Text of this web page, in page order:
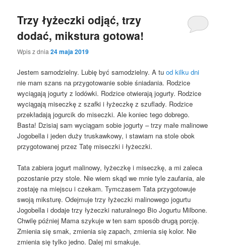
Trzy łyżeczki odjąć, trzy
dodać, mikstura gotowa!
Wpis z dnia24 maja 2019
Jestem samodzielny. Lubię być samodzielny. A tuod kilku dni
nie mam szans na przygotowanie sobie śniadania. Rodzice
wyciągają jogurty z lodówki. Rodzice otwierają jogurty. Rodzice
wyciągają miseczkę z szafki i łyżeczkę z szuflady. Rodzice
przekładają jogurcik do miseczki. Ale koniec tego dobrego.
Basta! Dzisiaj sam wyciągam sobie jogurty – trzy małe malinowe
Jogobella i jeden duży truskawkowy, i stawiam na stole obok
przygotowanej przez Tatę miseczki i łyżeczki.
Tata zabiera jogurt malinowy, łyżeczkę i miseczkę, a mi zaleca
pozostanie przy stole. Nie wiem skąd we mnie tyle zaufania, ale
zostaję na miejscu i czekam. Tymczasem Tata przygotowuje
swoją miksturę. Odejmuje trzy łyżeczki malinowego jogurtu
Jogobella i dodaje trzy łyżeczki naturalnego Bio Jogurtu Milbone.
Chwilę później Mama szykuje w ten sam sposób drugą porcję.
Zmienia się smak, zmienia się zapach, zmienia się kolor. Nie
zmienia się tylko jedno. Dalej mi smakuje.